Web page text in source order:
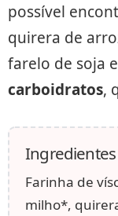
possível
quirera de
farelo de soja
carboidratos,
Ingredientes
Farinha de
milho*,